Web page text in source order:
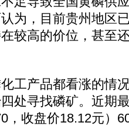
为，目前贵州地区
较高的价位，甚至
产品都看涨的情
处寻找磷矿。近期
，收盘价18.12元）